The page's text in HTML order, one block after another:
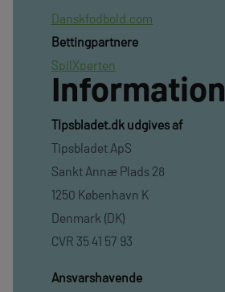
Danskfodbold.com
Bettingpartnere
SpilXperten
Information
TIpsbladet.dk udgives af
Tipsbladet ApS
Sankt Annæ Plads 28
1250 København K
Denmark (DK)
CVR 35 41 57 93
Ansvarshavende